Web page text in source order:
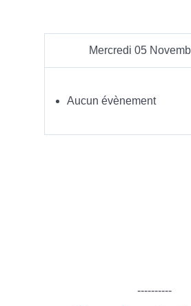
Mercredi 05
Aucun évènement
----------